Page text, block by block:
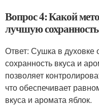
Вопрос 4: Какой
лучшую
Ответ: Сушка в духовке
сохранность вкуса и
позволяет
что обеспечивает
вкуса и аромата яблок.